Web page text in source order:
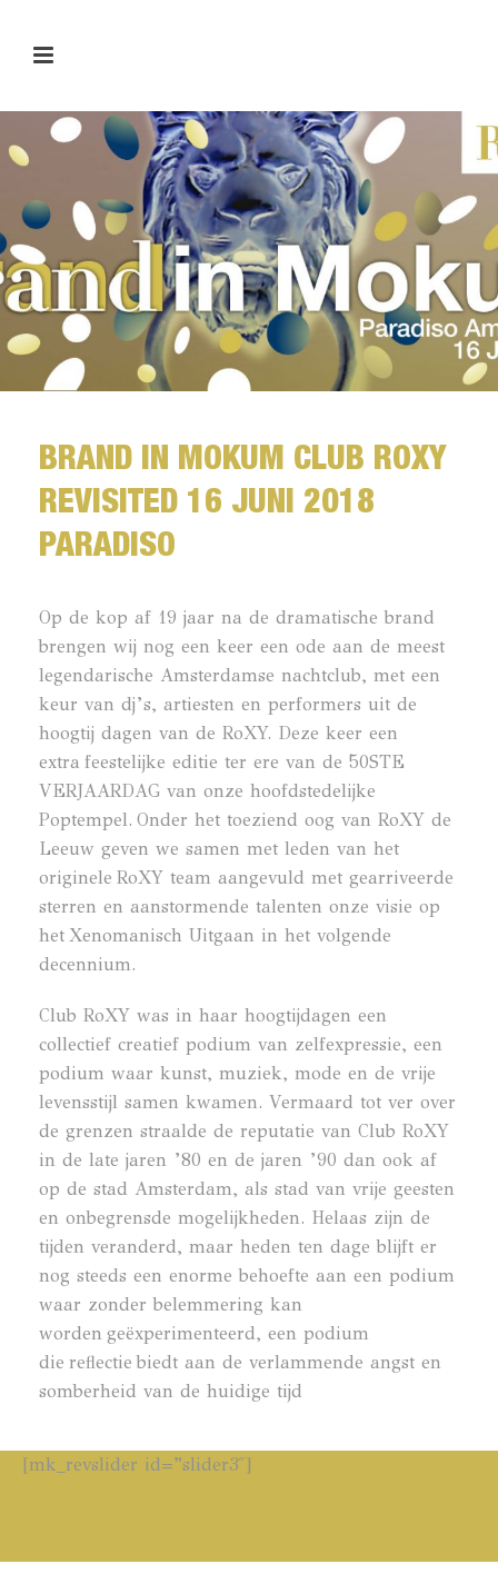
BRAND IN MOKUM CLUB ROXY
REVISITED 16 JUNI 2018
PARADISO
Op de kop af 19 jaar na de dramatische brand
brengen wij nog een keer een ode aan de meest
legendarische Amsterdamse nachtclub, met een
keur van dj’s, artiesten en performers uit de
hoogtij dagen van de RoXY. Deze keer een
extra feestelijke editie ter ere van de 50STE
VERJAARDAG van onze hoofdstedelijke
Poptempel. Onder het toeziend oog van RoXY de
Leeuw geven we samen met leden van het
originele RoXY team aangevuld met gearriveerde
sterren en aanstormende talenten onze visie op
het Xenomanisch Uitgaan in het volgende
decennium.
Club RoXY was in haar hoogtijdagen een
collectief creatief podium van zelfexpressie, een
podium waar kunst, muziek, mode en de vrije
levensstijl samen kwamen. Vermaard tot ver over
de grenzen straalde de reputatie van Club RoXY
in de late jaren ’80 en de jaren ’90 dan ook af
op de stad Amsterdam, als stad van vrije geesten
en onbegrensde mogelijkheden. Helaas zijn de
tijden veranderd, maar heden ten dage blijft er
nog steeds een enorme behoefte aan een podium
waar zonder belemmering kan
worden geëxperimenteerd, een podium
die reflectie biedt aan de verlammende angst en
somberheid van de huidige tijd
[mk_revslider id=”slider3″]